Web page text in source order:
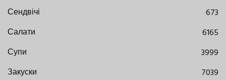
Сендвічі
673
Салати
6165
Супи
3999
Закуски
7039